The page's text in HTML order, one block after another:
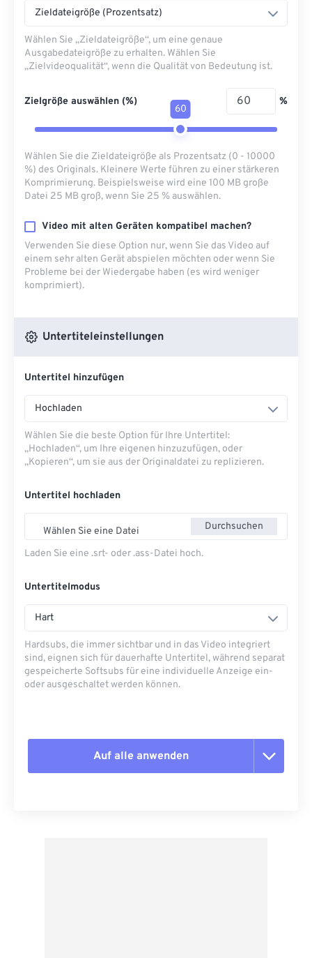
Zieldateigröße (Prozentsatz)
Wählen Sie „Zieldateigröße“, um eine genaue
Ausgabedateigröße zu erhalten. Wählen Sie
„Zielvideoqualität“, wenn die Qualität von Bedeutung ist.
Zielgröße auswählen (%) %
60
Wählen Sie die Zieldateigröße als Prozentsatz (0 - 10000
%) des Originals. Kleinere Werte führen zu einer stärkeren
Komprimierung. Beispielsweise wird eine 100 MB große
Datei 25 MB groß, wenn Sie 25 % auswählen.
Video mit alten Geräten kompatibel machen?
Verwenden Sie diese Option nur, wenn Sie das Video auf
einem sehr alten Gerät abspielen möchten oder wenn Sie
Probleme bei der Wiedergabe haben (es wird weniger
komprimiert).
Untertiteleinstellungen
Untertitel hinzufügen
Hochladen
Wählen Sie die beste Option für Ihre Untertitel:
„Hochladen“, um Ihre eigenen hinzuzufügen, oder
„Kopieren“, um sie aus der Originaldatei zu replizieren.
Untertitel hochladen
Wählen Sie eine Datei Durchsuchen
Laden Sie eine .srt- oder .ass-Datei hoch.
Untertitelmodus
Hart
Hardsubs, die immer sichtbar und in das Video integriert
sind, eignen sich für dauerhafte Untertitel, während separat
gespeicherte Softsubs für eine individuelle Anzeige ein-
oder ausgeschaltet werden können.
Auf alle anwenden